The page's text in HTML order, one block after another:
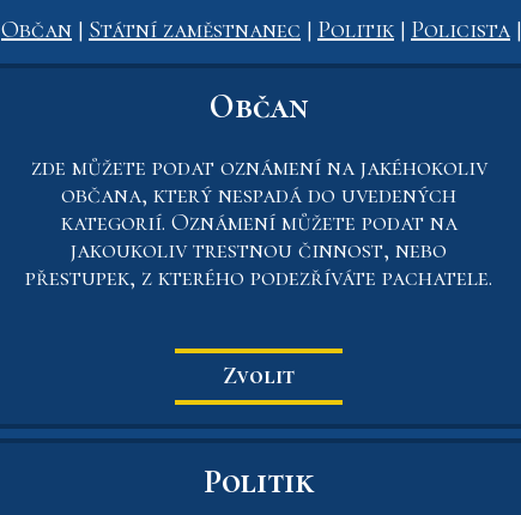
Občan | Státní zaměstnanec | Politik | Policista|
Občan
zde můžete podat oznámení na jakéhokoliv
občana, který nespadá do uvedených
kategorií. Oznámení můžete podat na
jakoukoliv trestnou činnost, nebo
přestupek, z kterého podezříváte pachatele.
Zvolit
Politik